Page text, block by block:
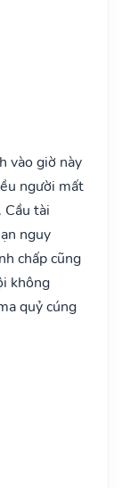
vào giờ này
người mất
Cầu tài
nguy
chấp cũng
không
quỷ cúng